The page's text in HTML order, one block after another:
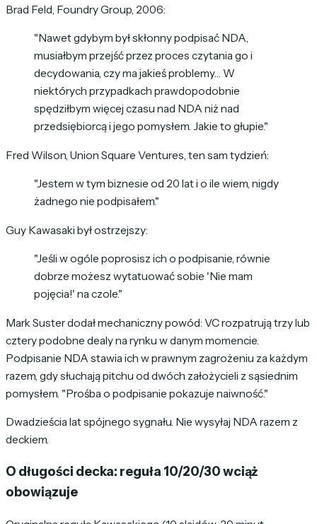
Brad Feld, Foundry Group, 2006:
"Nawet gdybym był skłonny podpisać NDA,
musiałbym przejść przez proces czytania go i
decydowania, czy ma jakieś problemy… W
niektórych przypadkach prawdopodobnie
spędziłbym więcej czasu nad NDA niż nad
przedsiębiorcą i jego pomysłem. Jakie to głupie."
Fred Wilson, Union Square Ventures, ten sam tydzień:
"Jestem w tym biznesie od 20 lat i o ile wiem, nigdy
żadnego nie podpisałem."
Guy Kawasaki był ostrzejszy:
"Jeśli w ogóle poprosisz ich o podpisanie, równie
dobrze możesz wytatuować sobie 'Nie mam
pojęcia!' na czole."
Mark Suster dodał mechaniczny powód: VC rozpatrują trzy lub
cztery podobne dealy na rynku w danym momencie.
Podpisanie NDA stawia ich w prawnym zagrożeniu za każdym
razem, gdy słuchają pitchu od dwóch założycieli z sąsiednim
pomysłem. "Prośba o podpisanie pokazuje naiwność."
Dwadzieścia lat spójnego sygnału. Nie wysyłaj NDA razem z
deckiem.
O długości decka: reguła 10/20/30 wciąż
obowiązuje